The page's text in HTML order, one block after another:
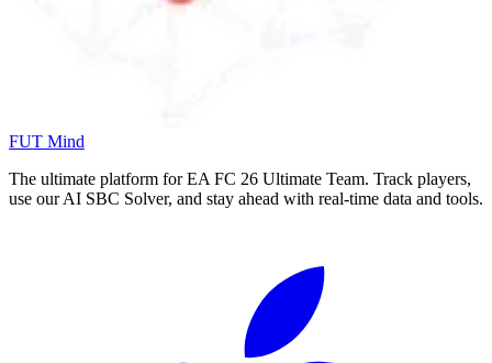
FUT Mind
The ultimate platform for EA FC 26 Ultimate Team. Track players,
use our AI SBC Solver, and stay ahead with real-time data and tools.